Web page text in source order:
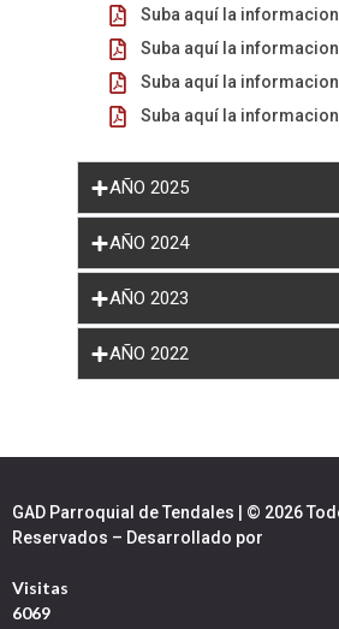
Suba aquí la informacion
Suba aquí la informacion
Suba aquí la informacion
Suba aquí la informacion
AÑO 2025
AÑO 2024
AÑO 2023
AÑO 2022
GAD Parroquial de Tendales | © 2026
Reservados – Desarrollado por
Visitas
6069